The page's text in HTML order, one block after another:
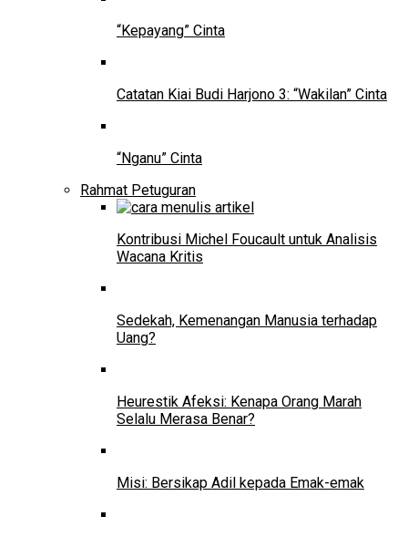
“Kepayang” Cinta
Catatan Kiai Budi Harjono 3: “Wakilan” Cinta
“Nganu” Cinta
Rahmat Petuguran
Kontribusi Michel Foucault untuk Analisis
Wacana Kritis
Sedekah, Kemenangan Manusia terhadap
Uang?
Heurestik Afeksi: Kenapa Orang Marah
Selalu Merasa Benar?
Misi: Bersikap Adil kepada Emak-emak